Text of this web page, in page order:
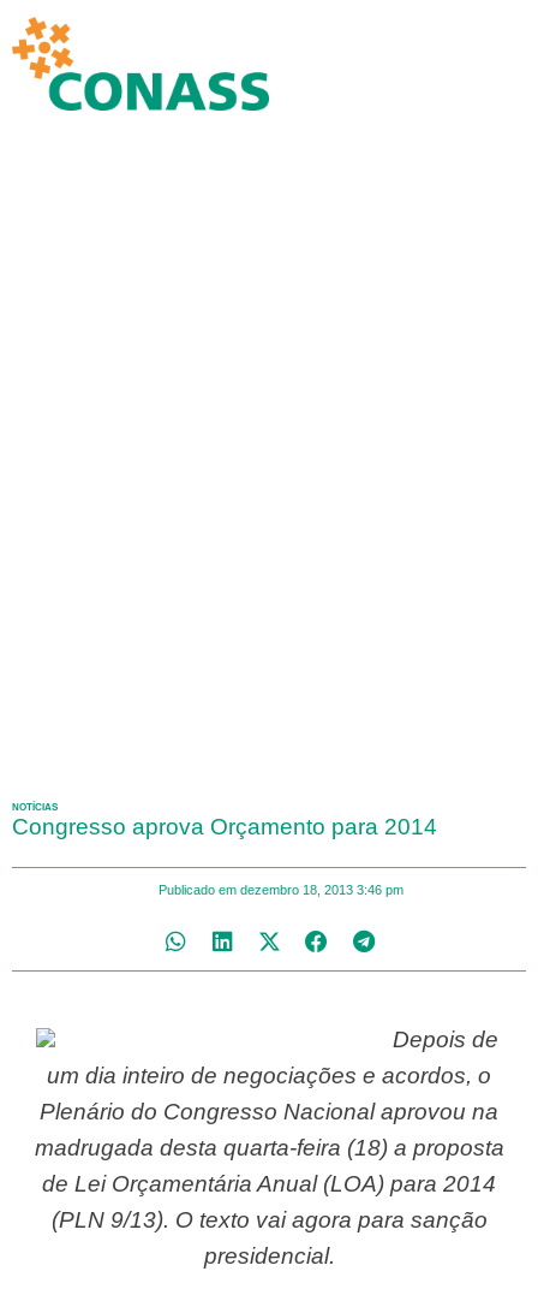
NOTÍCIAS
Congresso aprova Orçamento para 2014
Publicado em dezembro 18, 2013 3:46 pm
Depois de
um dia inteiro de negociações e acordos, o
Plenário do Congresso Nacional aprovou na
madrugada desta quarta-feira (18) a proposta
de Lei Orçamentária Anual (LOA) para 2014
(PLN 9/13). O texto vai agora para sanção
presidencial.